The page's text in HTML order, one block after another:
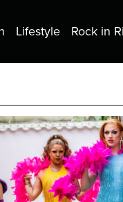
Lifestyle Rock in